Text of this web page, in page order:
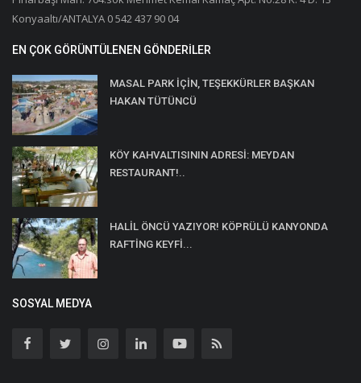
Konyaaltı/ANTALYA 0 542 437 90 04
EN ÇOK GÖRÜNTÜLENEN GÖNDERILER
MASAL PARK İÇİN, TEŞEKKÜRLER BAŞKAN
HAKAN TÜTÜNCÜ
KÖY KAHVALTISININ ADRESİ: MEYDAN
RESTAURANT!..
HALİL ÖNCÜ YAZIYOR! KÖPRÜLÜ KANYONDA
RAFTİNG KEYFİ...
SOSYAL MEDYA